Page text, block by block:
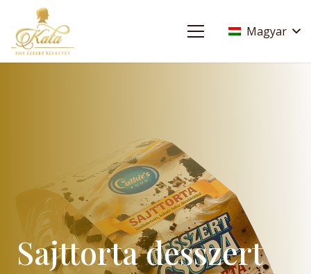
Magyar
Sajttorta desszert